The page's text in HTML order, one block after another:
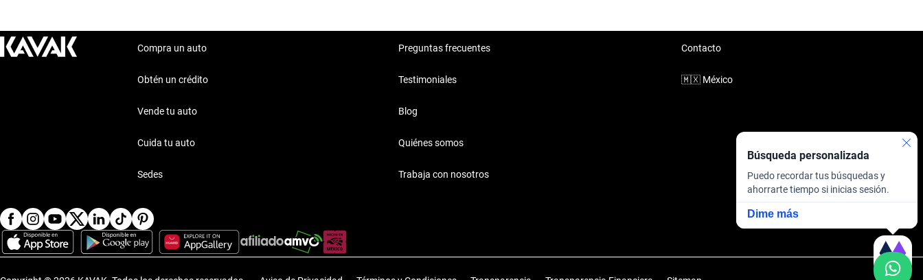
Búsqueda personalizada
Puedo recordar tus búsquedas y
ahorrarte tiempo si inicias sesión.
Dime más
Compra un auto
Obtén un crédito
Vende tu auto
Cuida tu auto
Sedes
Preguntas frecuentes
Testimoniales
Blog
Quiénes somos
Trabaja con nosotros
Contacto
🇲🇽 México